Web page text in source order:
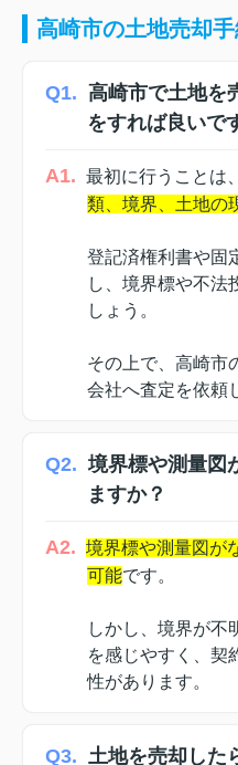
高崎市の土地売却
Q1. 高崎市で土地を
をすれば良いで
A1. 最初に行うことは、
類、境界、土地の
登記済権利書や固
し、境界標や不法
しょう。
その上で、高崎市
会社へ査定を依頼
Q2. 境界標や測量図
ますか？
A2. 境界標や測量図が
可能です。
しかし、境界が不
を感じやすく、契
性があります。
Q3. 土地を売却した